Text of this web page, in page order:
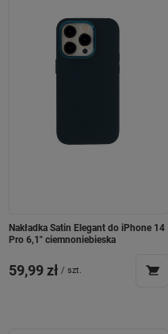
Nakładka Satin Elegant do iPhone 14
Pro 6,1" ciemnoniebieska
59,99 zł / szt.